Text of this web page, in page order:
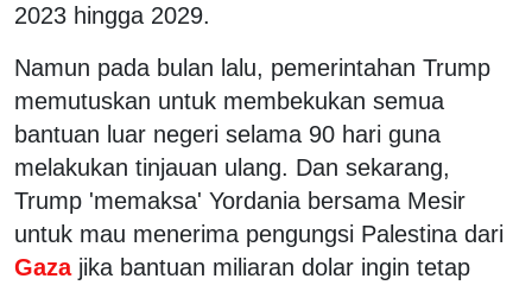
2023 hingga 2029.
Namun pada bulan lalu, pemerintahan Trump
memutuskan untuk membekukan semua
bantuan luar negeri selama 90 hari guna
melakukan tinjauan ulang. Dan sekarang,
Trump 'memaksa' Yordania bersama Mesir
untuk mau menerima pengungsi Palestina dari
Gaza jika bantuan miliaran dolar ingin tetap